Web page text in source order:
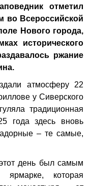
отметил
во Всероссийской
Нового города,
исторического
ржание
атмосферу 22
у Сиверского
традиционная
года здесь вновь
– те самые,
день был самым
ярмарке, которая